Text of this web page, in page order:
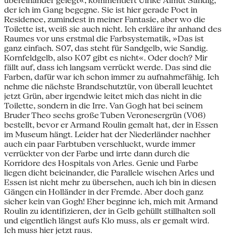
der ich im Gang begegne. Sie ist hier gerade Poet in
Residence, zumindest in meiner Fantasie, aber wo die
Toilette ist, weiß sie auch nicht. Ich erkläre ihr anhand des
Raumes vor uns erstmal die Farbsystematik, »Das ist
ganz einfach. S07, das steht für Sandgelb, wie Sandig.
Kornfeldgelb, also K07 gibt es nicht«. Oder doch? Mir
fällt auf, dass ich langsam verrückt werde. Das sind die
Farben, dafür war ich schon immer zu aufnahmefähig. Ich
nehme die nächste Brandschutztür, von überall leuchtet
jetzt Grün, aber irgendwie leitet mich das nicht in die
Toilette, sondern in die Irre. Van Gogh hat bei seinem
Bruder Theo sechs große Tuben Veronesergrün (V06)
bestellt, bevor er Armand Roulin gemalt hat, der in Essen
im Museum hängt. Leider hat der Niederländer nachher
auch ein paar Farbtuben verschluckt, wurde immer
verrückter von der Farbe und irrte dann durch die
Korridore des Hospitals von Arles. Genie und Farbe
liegen dicht beieinander, die Parallele wischen Arles und
Essen ist nicht mehr zu übersehen, auch ich bin in diesen
Gängen ein Holländer in der Fremde. Aber doch ganz
sicher kein van Gogh! Eher beginne ich, mich mit Armand
Roulin zu identifizieren, der in Gelb gehüllt stillhalten soll
und eigentlich längst aufs Klo muss, als er gemalt wird.
Ich muss hier jetzt raus.